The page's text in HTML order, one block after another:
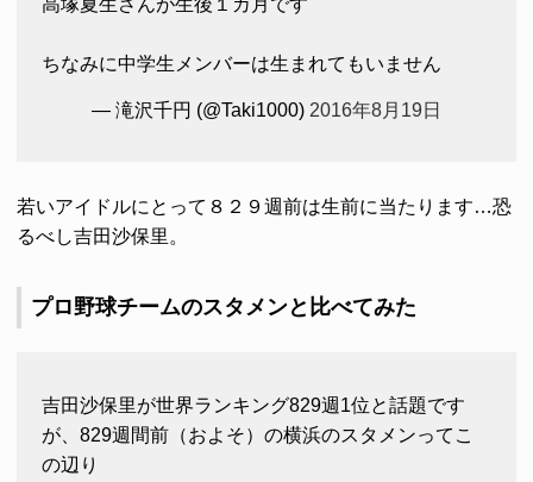
高塚夏生さんが生後１カ月です
ちなみに中学生メンバーは生まれてもいません
— 滝沢千円 (@Taki1000) 2016年8月19日
若いアイドルにとって８２９週前は生前に当たります…恐
るべし吉田沙保里。
プロ野球チームのスタメンと比べてみた
吉田沙保里が世界ランキング829週1位と話題です
が、829週間前（およそ）の横浜のスタメンってこ
の辺り